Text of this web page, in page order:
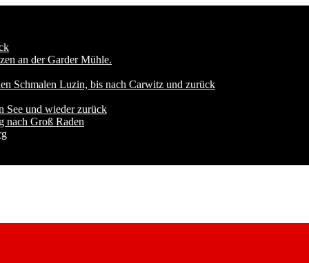
an der Garder Mühle.
Schmalen Luzin, bis nach Carwitz und zurück
See und wieder zurück
nach Groß Raden